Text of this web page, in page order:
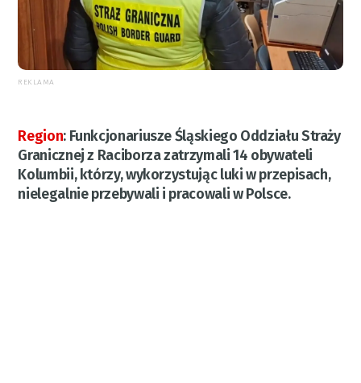
REKLAMA
Region: Funkcjonariusze Śląskiego Oddziału Straży
Granicznej z Raciborza zatrzymali 14 obywateli
Kolumbii, którzy, wykorzystując luki w przepisach,
nielegalnie przebywali i pracowali w Polsce.